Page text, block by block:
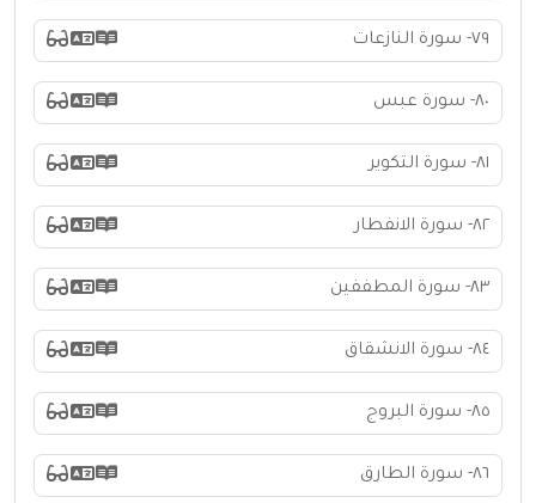
٧٩- سورة النازعات
٨٠- سورة عبس
٨١- سورة التكوير
٨٢- سورة الانفطار
٨٣- سورة المطففين
٨٤- سورة الانشقاق
٨٥- سورة البروج
٨٦- سورة الطارق